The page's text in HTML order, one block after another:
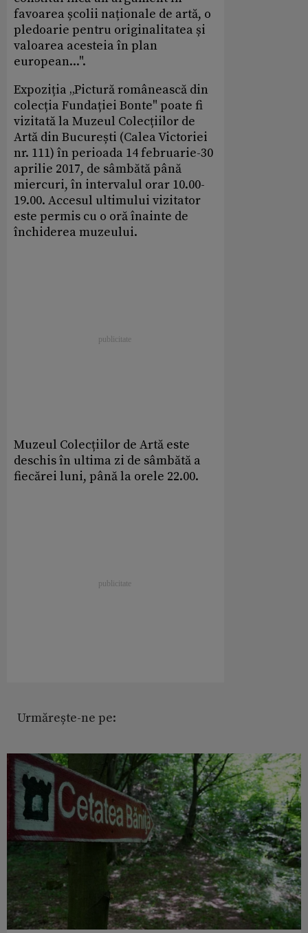
favoarea școlii naționale de artă, o
pledoarie pentru originalitatea și
valoarea acesteia în plan
european...".
Expoziția „Pictură românească din
colecția Fundației Bonte" poate fi
vizitată la Muzeul Colecțiilor de
Artă din București (Calea Victoriei
nr. 111) în perioada 14 februarie-30
aprilie 2017, de sâmbătă până
miercuri, în intervalul orar 10.00-
19.00. Accesul ultimului vizitator
este permis cu o oră înainte de
închiderea muzeului.
Muzeul Colecțiilor de Artă este
deschis în ultima zi de sâmbătă a
fiecărei luni, până la orele 22.00.
Urmărește-ne pe: